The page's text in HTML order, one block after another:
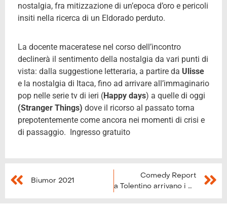
nostalgia, fra mitizzazione di un’epoca d’oro e pericoli
insiti nella ricerca di un Eldorado perduto.
La docente maceratese nel corso dell’incontro
declinerà il sentimento della nostalgia da vari punti di
vista: dalla suggestione letteraria, a partire da Ulisse
e la nostalgia di Itaca, fino ad arrivare all’immaginario
pop nelle serie tv di ieri (Happy days) a quelle di oggi
(Stranger Things) dove il ricorso al passato torna
prepotentemente come ancora nei momenti di crisi e
di passaggio. Ingresso gratuito
Biumor 2021
Comedy Report
a Tolentino arrivano i maestri della risata